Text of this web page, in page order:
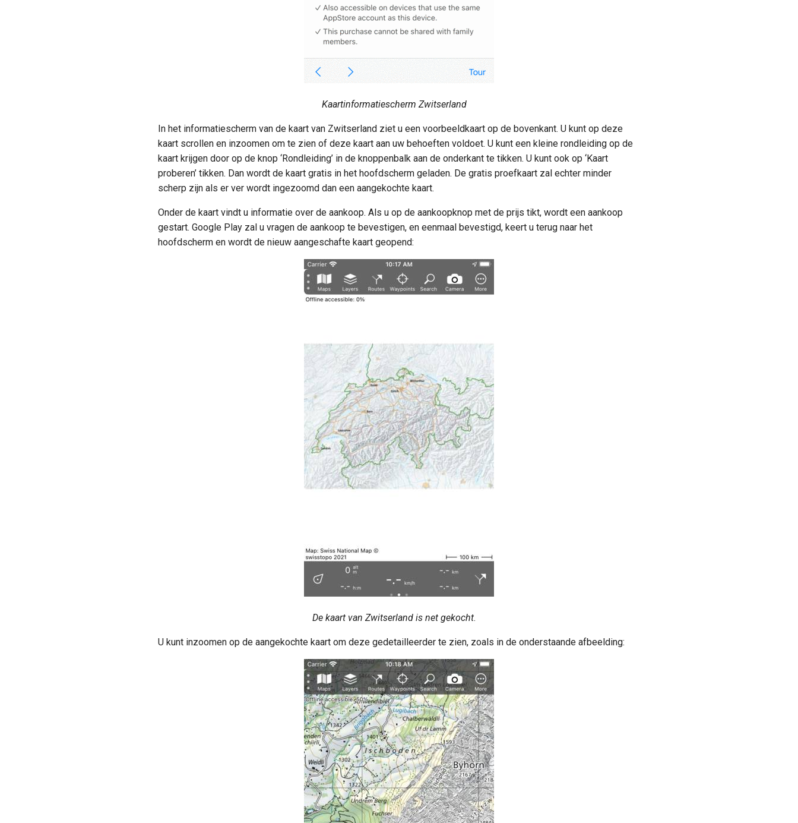
Kaartinformatiescherm Zwitserland
In het informatiescherm van de kaart van Zwitserland ziet u een voorbeeldkaart op de bovenkant. U kunt op deze
kaart scrollen en inzoomen om te zien of deze kaart aan uw behoeften voldoet. U kunt een kleine rondleiding op de
kaart krijgen door op de knop ‘Rondleiding’ in de knoppenbalk aan de onderkant te tikken. U kunt ook op ‘Kaart
proberen’ tikken. Dan wordt de kaart gratis in het hoofdscherm geladen. De gratis proefkaart zal echter minder
scherp zijn als er ver wordt ingezoomd dan een aangekochte kaart.
Onder de kaart vindt u informatie over de aankoop. Als u op de aankoopknop met de prijs tikt, wordt een aankoop
gestart. Google Play zal u vragen de aankoop te bevestigen, en eenmaal bevestigd, keert u terug naar het
hoofdscherm en wordt de nieuw aangeschafte kaart geopend:
De kaart van Zwitserland is net gekocht.
U kunt inzoomen op de aangekochte kaart om deze gedetailleerder te zien, zoals in de onderstaande afbeelding: